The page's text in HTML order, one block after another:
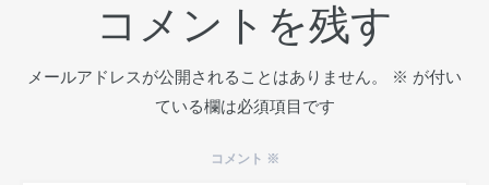
コメントを残す
メールアドレスが公開されることはありません。 ※ が付い
ている欄は必須項目です
コメント ※